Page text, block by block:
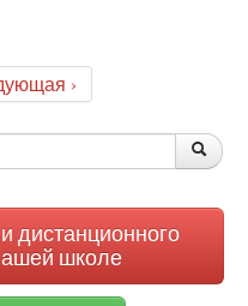
›
дистанционного
школе